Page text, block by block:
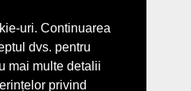
uri. Continuarea
dvs. pentru
mai multe detalii
privind